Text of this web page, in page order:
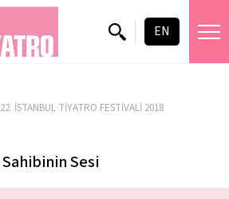
EN
22. İSTANBUL TİYATRO FESTİVALİ 2018
Sahibinin Sesi